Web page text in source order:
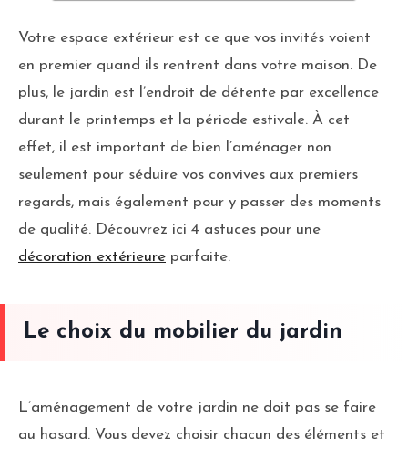
Votre espace extérieur est ce que vos invités voient
en premier quand ils rentrent dans votre maison. De
plus, le jardin est l’endroit de détente par excellence
durant le printemps et la période estivale. À cet
effet, il est important de bien l’aménager non
seulement pour séduire vos convives aux premiers
regards, mais également pour y passer des moments
de qualité. Découvrez ici 4 astuces pour une
décoration extérieure parfaite.
Le choix du mobilier du jardin
L’aménagement de votre jardin ne doit pas se faire
au hasard. Vous devez choisir chacun des éléments et